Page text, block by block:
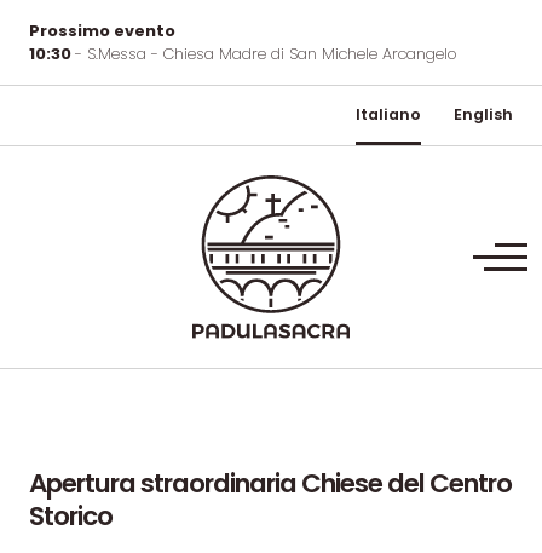
Prossimo evento
10:30- S.Messa - Chiesa Madre di San Michele Arcangelo
Italiano English
AperturastraordinariaChiesedelCentro
Storico